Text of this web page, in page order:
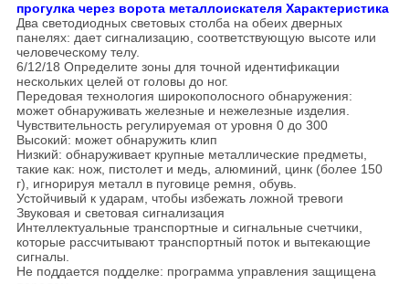
прогулка через ворота металлоискателя Характеристика
Два светодиодных световых столба на обеих дверных
панелях: дает сигнализацию, соответствующую высоте или
человеческому телу.
6/12/18 Определите зоны для точной идентификации
нескольких целей от головы до ног.
Передовая технология широкополосного обнаружения:
может обнаруживать железные и нежелезные изделия.
Чувствительность регулируемая от уровня 0 до 300
Высокий: может обнаружить клип
Низкий: обнаруживает крупные металлические предметы,
такие как: нож, пистолет и медь, алюминий, цинк (более 150
г), игнорируя металл в пуговице ремня, обувь.
Устойчивый к ударам, чтобы избежать ложной тревоги
Звуковая и световая сигнализация
Интеллектуальные транспортные и сигнальные счетчики,
которые рассчитывают транспортный поток и вытекающие
сигналы.
Не поддается подделке: программа управления защищена